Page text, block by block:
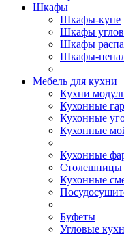
Шкафы
Шкафы-купе
Шкафы
Шкафы
Шкафы-
Мебель для кухни
Кухни
Кухонные
Кухонные
Кухонные
Кухонные
Столешницы
Кухонные
Буфеты
Угловые